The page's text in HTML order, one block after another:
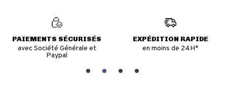
PAIEMENTS SÉCURISÉS
avec Société Générale et
Paypal
EXPÉDITION RAPIDE
en moins de 24H*